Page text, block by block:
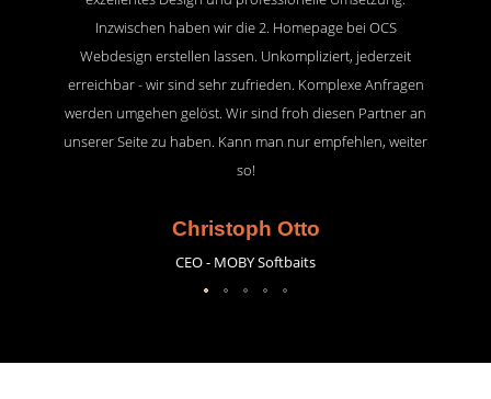
Inzwischen haben wir die 2. Homepage bei OCS
Webdesign erstellen lassen. Unkompliziert, jederzeit
erreichbar - wir sind sehr zufrieden. Komplexe Anfragen
werden umgehen gelöst. Wir sind froh diesen Partner an
unserer Seite zu haben. Kann man nur empfehlen, weiter
so!
Christoph Otto
CEO - MOBY Softbaits